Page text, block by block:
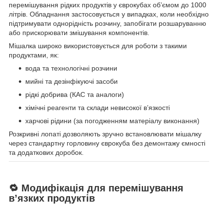
перемішування рідких продуктів у єврокубах об’ємом до 1000
літрів. Обладнання застосовується у випадках, коли необхідно
підтримувати однорідність розчину, запобігати розшаруванню
або прискорювати змішування компонентів.
Мішалка широко використовується для роботи з такими
продуктами, як:
вода та технологічні розчини
мийні та дезінфікуючі засоби
рідкі добрива (КАС та аналоги)
хімічні реагенти та склади невисокої в’язкості
харчові рідини (за погодженням матеріалу виконання)
Розкривні лопаті дозволяють зручно встановлювати мішалку
через стандартну горловину єврокуба без демонтажу ємності
та додаткових доробок.
🔁 Модифікація для перемішування
в’язких продуктів